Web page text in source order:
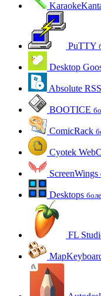
PuTTY
Desktop
Absolute
BOOTICE
ComicRack
Cyotek
ScreenWings
Desktops
FL